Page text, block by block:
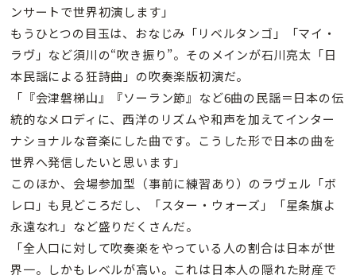
ンサートで世界初演します」
もうひとつの目玉は、おなじみ「リベルタンゴ」「マイ・
ラヴ」など須川の“吹き振り”。そのメインが石川亮太「日
本民謡による狂詩曲」の吹奏楽版初演だ。
「『会津磐梯山』『ソーラン節』など6曲の民謡＝日本の伝
統的なメロディに、西洋のリズムや和声を加えてインター
ナショナルな音楽にした曲です。こうした形で日本の曲を
世界へ発信したいと思います」
このほか、会場参加型（事前に練習あり）のラヴェル「ボ
レロ」も見どころだし、「スター・ウォーズ」「星条旗よ
永遠なれ」など盛りだくさんだ。
「全人口に対して吹奏楽をやっている人の割合は日本が世
界一。しかもレベルが高い。これは日本人の隠れた財産で